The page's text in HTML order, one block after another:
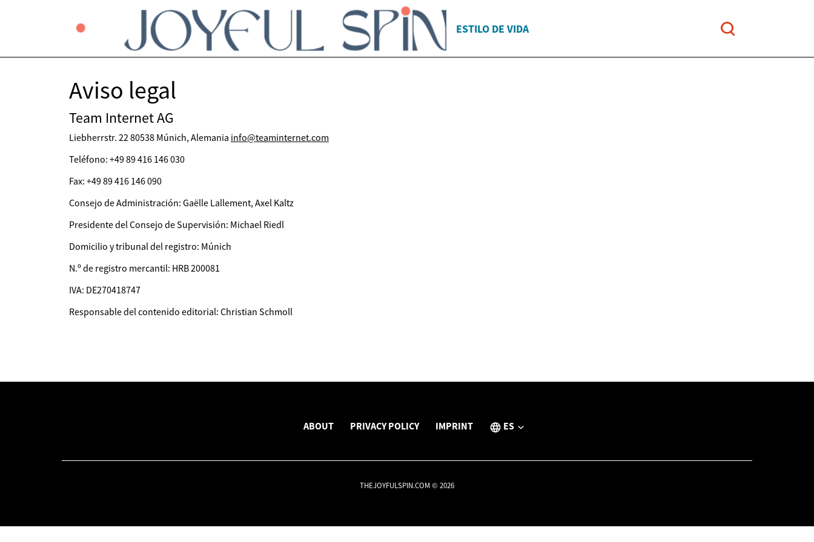
ESTILO DE VIDA
Aviso legal
Team Internet AG
Liebherrstr. 22 80538 Múnich, Alemania info@teaminternet.com
Teléfono: +49 89 416 146 030
Fax: +49 89 416 146 090
Consejo de Administración: Gaëlle Lallement, Axel Kaltz
Presidente del Consejo de Supervisión: Michael Riedl
Domicilio y tribunal del registro: Múnich
N.º de registro mercantil: HRB 200081
IVA: DE270418747
Responsable del contenido editorial: Christian Schmoll
ABOUT PRIVACY POLICY IMPRINT ES
THEJOYFULSPIN.COM © 2026